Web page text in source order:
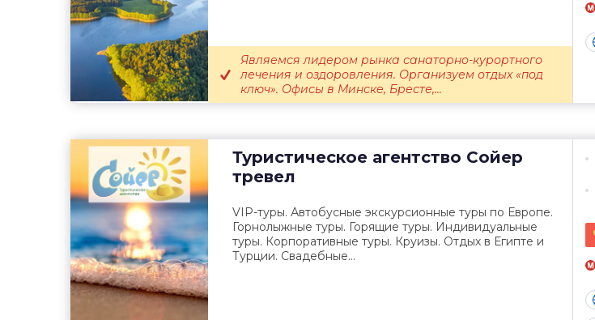
Являемся лидером рынка санаторно-курортного
лечения и оздоровления. Организуем отдых «под
ключ». Офисы в Минске, Бресте,...
Туристическое агентство Сойер
тревел
VIP-туры. Автобусные экскурсионные туры по Европе.
Горнолыжные туры. Горящие туры. Индивидуальные
туры. Корпоративные туры. Круизы. Отдых в Египте и
Турции. Свадебные...